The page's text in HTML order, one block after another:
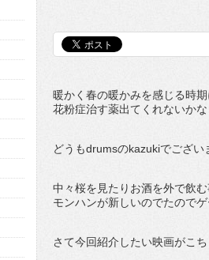
暖かく春の暖かみを感じる時
花粉症治す薬出てくれないか
どうもdrumsのkazukiでござい
中々桜を見たりお酒を外で飲
モンハンが新しいのでたので
さて今回紹介したい映画がこち